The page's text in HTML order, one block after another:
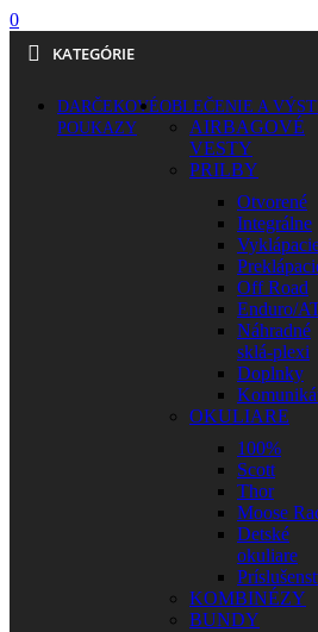
0
KATEGÓRIE
DARČEKOVÉ
POUKAZY
OBLEČENIE A
AIRBAGOVÉ
VESTY
PRILBY
Otvorené
Integrálne
Off Road
Enduro/
Náhradné
sklá-plexi
Doplnky
OKULIARE
100%
Scott
Thor
Moose
Detské
okuliare
KOMBINÉZY
BUNDY